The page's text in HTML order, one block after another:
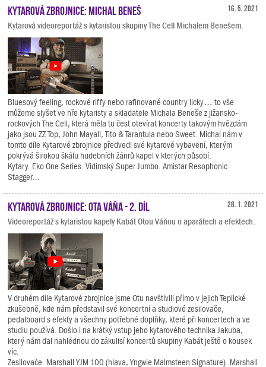
16. 5. 2021
Kytarová zbrojnice: Michal Beneš
Kytarová videoreportáž s kytaristou skupiny The Cell Michalem Benešem.
Bluesový feeling, rockové riffy nebo rafinované country licky… to vše
můžeme slyšet ve hře kytaristy a skladatele Michala Beneše z jižansko-
rockových The Cell, která měla tu čest otevírat koncerty takovým hvězdám
jako jsou ZZ Top, John Mayall, Tito & Tarantula nebo Sweet. Michal nám v
tomto díle Kytarové zbrojnice předvedl své kytarové vybavení, kterým
pokrývá širokou škálu hudebních žánrů kapel v kterých působí.
Kytary. Eko One Series. Vidimský Super Jumbo. Amistar Resophonic
Stagger...
28. 1. 2021
Kytarová zbrojnice: Ota Váňa - 2. díl
Videoreportáž s kytaristou kapely Kabát Otou Váňou o aparátech a efektech.
V druhém díle Kytarové zbrojnice jsme Otu navštívili přímo v jejich Teplické
zkušebně, kde nám představil své koncertní a studiové zesilovače,
pedalboard s efekty a všechny potřebné doplňky, které při koncertech a ve
studiu používá. Došlo i na krátký vstup jeho kytarového technika Jakuba,
který nám dal nahlédnou do zákulisí koncertů skupiny Kabát ještě o kousek
víc.
Zesilovače. Marshall YJM 100 (hlava, Yngwie Malmsteen Signature). Marshall